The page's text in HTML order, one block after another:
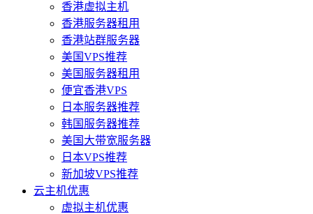
香港虚拟主机
香港服务器租用
香港站群服务器
美国VPS推荐
美国服务器租用
便宜香港VPS
日本服务器推荐
韩国服务器推荐
美国大带宽服务器
日本VPS推荐
新加坡VPS推荐
云主机优惠
虚拟主机优惠